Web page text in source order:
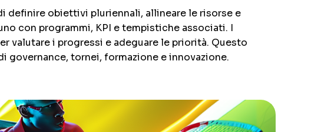
definire obiettivi pluriennali, allineare le risorse e
con programmi, KPI e tempistiche associati. I
valutare i progressi e adeguare le priorità. Questo
governance, tornei, formazione e innovazione.